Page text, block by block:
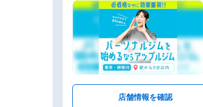
店舗情報を確認